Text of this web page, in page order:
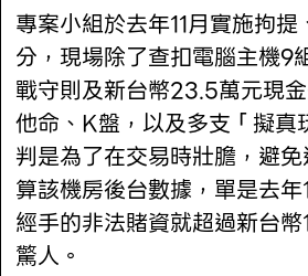
專案小組於去年11月實施拘
分，現場除了查扣電腦主機9
戰守則及新台幣23.5萬元現
他命、K盤，以及多支「擬真
判是為了在交易時壯膽，避
算該機房後台數據，單是去年
經手的非法賭資就超過新台
驚人。